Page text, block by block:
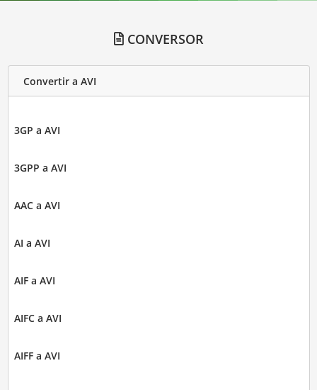
CONVERSOR
Convertir a AVI
3GP a AVI
3GPP a AVI
AAC a AVI
AI a AVI
AIF a AVI
AIFC a AVI
AIFF a AVI